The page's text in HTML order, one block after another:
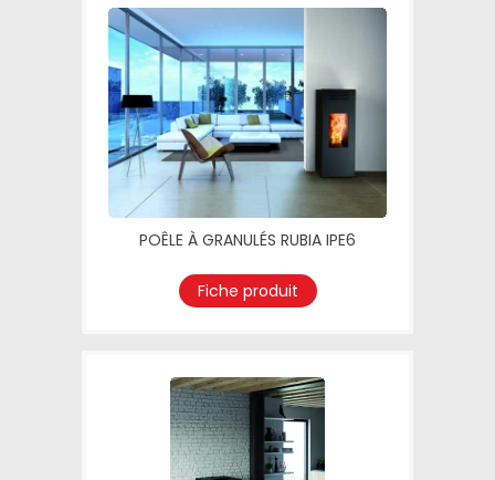
POÊLE À GRANULÉS RUBIA IPE6
Fiche produit